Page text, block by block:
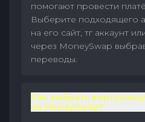
помогают провести
Выберите подходящего
на его сайт, тг аккаунт
через MoneySwap
переводы.
Как выбрать
на MoneySwap?